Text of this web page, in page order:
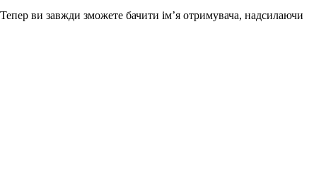
ви завжди зможете бачити імʼя отримувача, надсилаючи